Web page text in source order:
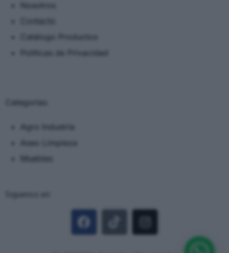
Políticas de Privacidad
Categorias
Aseo Limpieza
Muebles